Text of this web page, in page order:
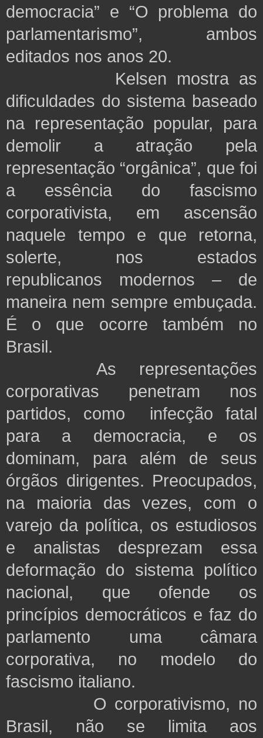
democracia” e “O problema do
parlamentarismo”, ambos
editados nos anos 20.
Kelsen mostra as
dificuldades do sistema baseado
na representação popular, para
demolir a atração pela
representação “orgânica”, que foi
a essência do fascismo
corporativista, em ascensão
naquele tempo e que retorna,
solerte, nos estados
republicanos modernos – de
maneira nem sempre embuçada.
É o que ocorre também no
Brasil.
As representações
corporativas penetram nos
partidos, como infecção fatal
para a democracia, e os
dominam, para além de seus
órgãos dirigentes. Preocupados,
na maioria das vezes, com o
varejo da política, os estudiosos
e analistas desprezam essa
deformação do sistema político
nacional, que ofende os
princípios democráticos e faz do
parlamento uma câmara
corporativa, no modelo do
fascismo italiano.
O corporativismo, no
Brasil, não se limita aos